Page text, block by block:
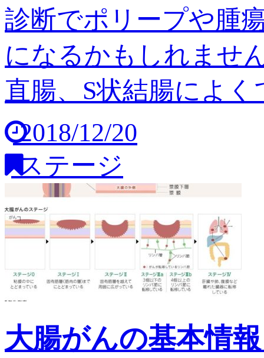
診断でポリープや腫
になるかもしれませ
直腸、S状結腸によ
2018/12/20
ステージ
大腸がんの基本情